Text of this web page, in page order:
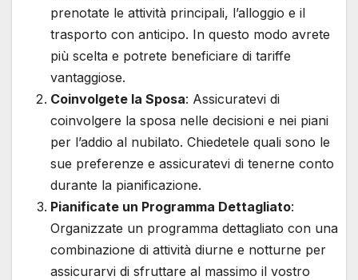
prenotate le attività principali, l’alloggio e il
trasporto con anticipo. In questo modo avrete
più scelta e potrete beneficiare di tariffe
vantaggiose.
Coinvolgete la Sposa: Assicuratevi di
coinvolgere la sposa nelle decisioni e nei piani
per l’addio al nubilato. Chiedetele quali sono le
sue preferenze e assicuratevi di tenerne conto
durante la pianificazione.
Pianificate un Programma Dettagliato:
Organizzate un programma dettagliato con una
combinazione di attività diurne e notturne per
assicurarvi di sfruttare al massimo il vostro